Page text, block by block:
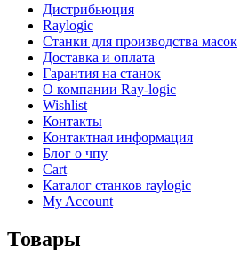
Дистрибьюция
Raylogic
Станки для производства масок
Доставка и оплата
Гарантия на станок
О компании Ray-logic
Wishlist
Контакты
Контактная информация
Блог о чпу
Cart
Каталог станков raylogic
My Account
Товары